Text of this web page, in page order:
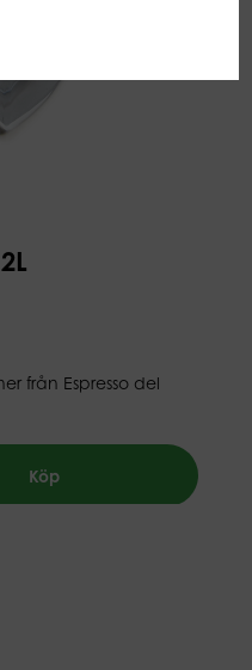
från Espresso del
Köp